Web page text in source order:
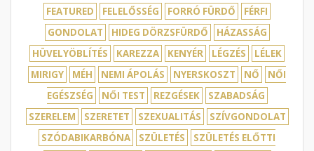
FEATURED
FELELŐSSÉG FORRÓ FÜRDŐ
FÉRFI
GONDOLAT
HIDEG DÖRZSFÜRDŐ
HÁZASSÁG
HÜVELYÖBLÍTÉS
KAREZZA KENYÉR LÉGZÉS
LÉLEK
MIRIGY
MÉH NEMI ÁPOLÁS NYERSKOSZT NŐ
NŐI
EGÉSZSÉG
NŐI TEST REZGÉSEK
SZABADSÁG
SZERELEM
SZERETET SZEXUALITÁS
SZÍVGONDOLAT
SZÓDABIKARBÓNA
SZÜLETÉS
SZÜLETÉS ELŐTTI